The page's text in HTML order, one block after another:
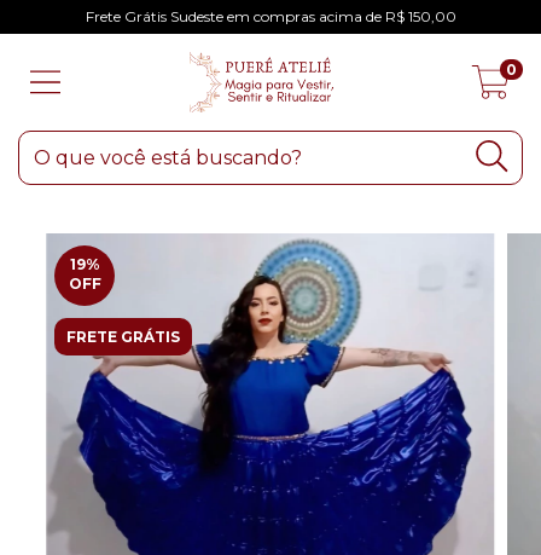
Frete Grátis Sudeste em compras acima de R$ 150,00
0
19%
OFF
FRETE GRÁTIS